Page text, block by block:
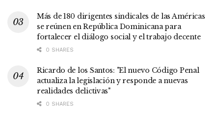
Más de 180 dirigentes sindicales de las Américas
se reúnen en República Dominicana para
fortalecer el diálogo social y el trabajo decente
0 SHARES
Ricardo de los Santos: "El nuevo Código Penal
actualiza la legislación y responde a nuevas
realidades delictivas"
0 SHARES